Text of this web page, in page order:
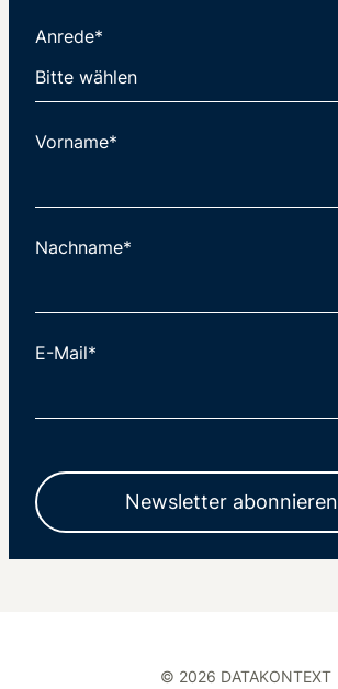
Anrede*
Vorname*
Nachname*
E-Mail*
Newsletter abonnieren
© 2026 DATAKONTEXT